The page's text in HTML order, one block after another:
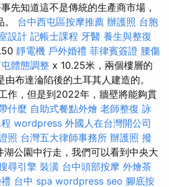
先知道這不是傳統的生產商市場，
。 台中西屯區按摩推薦 辦護照 台胞
設計 記帳士課程 牙醫 養生與整復
靜電機 戶外婚禮 菲律賓簽證 腰傷
體態調整 x 10.25米，兩個樓層的
布達淪陷後的土耳其人建造的。
作，但是到2022年，牆壁將能夠貫
什麼 自助式餐點外燴 老師整復 詠
wordpress 外國人在台灣開公司
照 台灣五大律師事務所 辦護照 撥
湖公園中行走，我們可以看到中央大
尋引擎 裝潢 台中頭部按摩 外燴茶
台中 spa wordpress seo 腳底按